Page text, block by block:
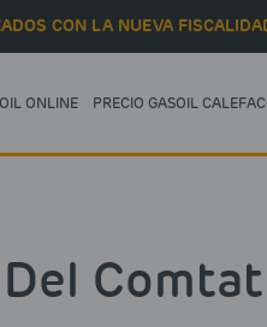
CON LA NUEVA
ONLINE PRECIO GASOIL
Comtat